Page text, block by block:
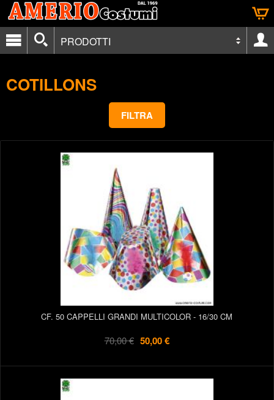
PRODOTTI
COTILLONS
FILTRA
CF. 50 CAPPELLI GRANDI MULTICOLOR - 16/30 CM
70,00 € 50,00 €